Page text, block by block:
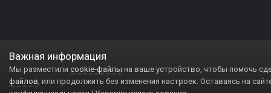
Важная информация
Мы разместили cookie-файлы на ваше устройство, чтобы помочь
файлов, или продолжить без изменения настроек. Оставаясь на